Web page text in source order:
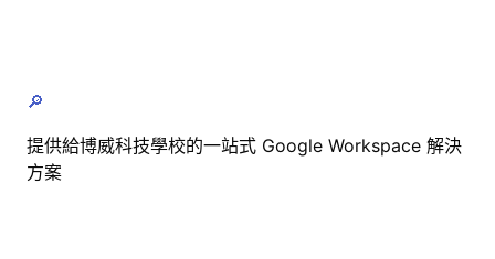
🔎
提供給博威科技學校的一站式 Google Workspace 解決
方案